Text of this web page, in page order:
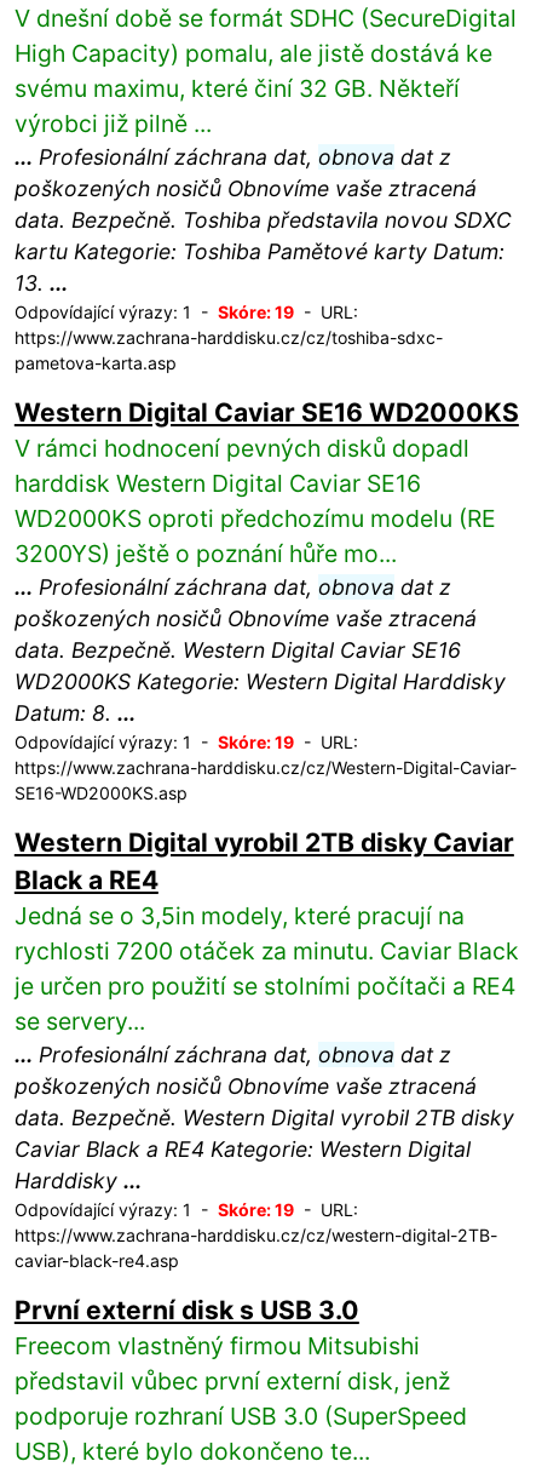
V dnešní době se formát SDHC (SecureDigital
High Capacity) pomalu, ale jistě dostává ke
svému maximu, které činí 32 GB. Někteří
výrobci již pilně ...
... Profesionální záchrana dat, obnova dat z
poškozených nosičů Obnovíme vaše ztracená
data. Bezpečně. Toshiba představila novou SDXC
kartu Kategorie: Toshiba Pamětové karty Datum:
13. ...
Odpovídající výrazy: 1 - Skóre: 19- URL:
https://www.zachrana-harddisku.cz/cz/toshiba-sdxc-
pametova-karta.asp
Western Digital Caviar SE16 WD2000KS
V rámci hodnocení pevných disků dopadl
harddisk Western Digital Caviar SE16
WD2000KS oproti předchozímu modelu (RE
3200YS) ještě o poznání hůře mo...
... Profesionální záchrana dat, obnova dat z
poškozených nosičů Obnovíme vaše ztracená
data. Bezpečně. Western Digital Caviar SE16
WD2000KS Kategorie: Western Digital Harddisky
Datum: 8. ...
Odpovídající výrazy: 1 - Skóre: 19- URL:
https://www.zachrana-harddisku.cz/cz/Western-Digital-Caviar-
SE16-WD2000KS.asp
Western Digital vyrobil 2TB disky Caviar
Black a RE4
Jedná se o 3,5in modely, které pracují na
rychlosti 7200 otáček za minutu. Caviar Black
je určen pro použití se stolními počítači a RE4
se servery...
... Profesionální záchrana dat, obnova dat z
poškozených nosičů Obnovíme vaše ztracená
data. Bezpečně. Western Digital vyrobil 2TB disky
Caviar Black a RE4 Kategorie: Western Digital
Harddisky ...
Odpovídající výrazy: 1 - Skóre: 19- URL:
https://www.zachrana-harddisku.cz/cz/western-digital-2TB-
caviar-black-re4.asp
První externí disk s USB 3.0
Freecom vlastněný firmou Mitsubishi
představil vůbec první externí disk, jenž
podporuje rozhraní USB 3.0 (SuperSpeed
USB), které bylo dokončeno te...